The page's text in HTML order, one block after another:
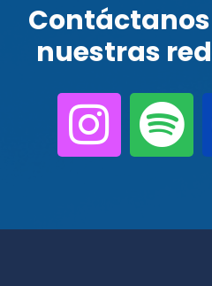
nuestras